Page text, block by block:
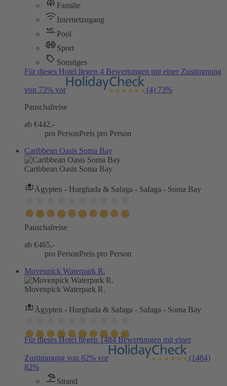
Familie
Internetzugang
Pool
Sport
Sonstiges
Für dieses Hotel liegen 4 Bewertungen mit einer Zustimmung
von 73% vor (4) 73%
Pauschalreise
ab €442,-
pro PersonPreis pro Person
Caribbean Oasis Soma Bay
Caribbean Oasis Soma Bay
Ägypten - Hurghada & Safaga - Safaga - Soma Bay
Pauschalreise
ab €465,-
pro PersonPreis pro Person
Movenpick Waterpark R.
Movenpick Waterpark R.
Ägypten - Hurghada & Safaga - Safaga - Soma Bay
Für dieses Hotel liegen 1484 Bewertungen mit einer
Zustimmung von 82% vor
(1484)
82%
Strand